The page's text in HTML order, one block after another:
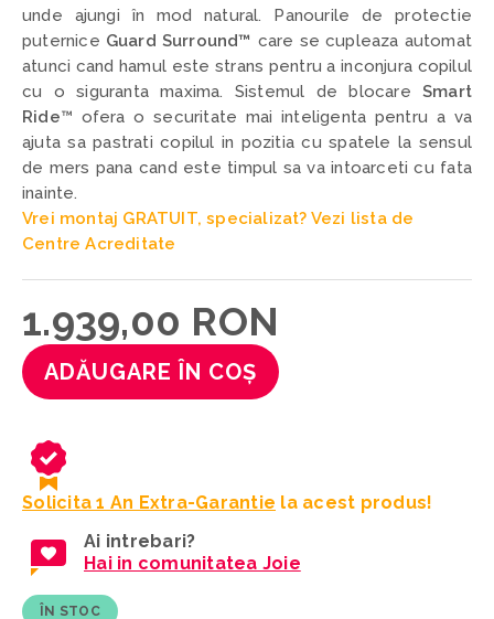
unde ajungi în mod natural. Panourile de protectie
puternice Guard Surround™ care se cupleaza automat
atunci cand hamul este strans pentru a inconjura copilul
cu o siguranta maxima. Sistemul de blocare Smart
Ride™ ofera o securitate mai inteligenta pentru a va
ajuta sa pastrati copilul in pozitia cu spatele la sensul
de mers pana cand este timpul sa va intoarceti cu fata
inainte.
Vrei montaj GRATUIT, specializat? Vezi lista de
Centre Acreditate
1.939,00 RON
ADĂUGARE ÎN COȘ
Solicita 1 An Extra-Garantie la acest produs!
Ai intrebari?
Hai in comunitatea Joie
ÎN STOC